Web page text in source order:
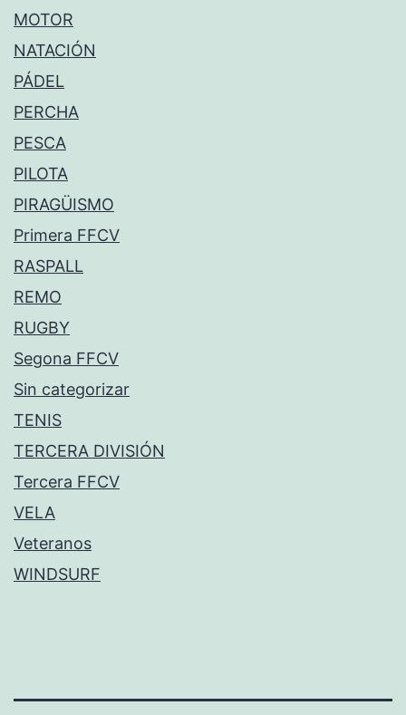
MOTOR
NATACIÓN
PÁDEL
PERCHA
PESCA
PILOTA
PIRAGÜISMO
Primera FFCV
RASPALL
REMO
RUGBY
Segona FFCV
Sin categorizar
TENIS
TERCERA DIVISIÓN
Tercera FFCV
VELA
Veteranos
WINDSURF